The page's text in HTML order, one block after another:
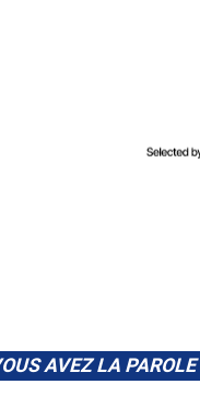
AVEZ LA PAROLE